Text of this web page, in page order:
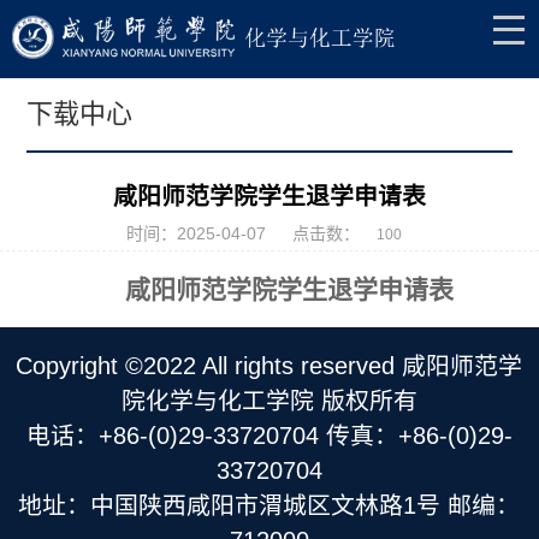
下载中心
咸阳师范学院学生退学申请表
时间：2025-04-07 点击数： 100
咸阳师范学院学生退学申请表
Copyright ©2022 All rights reserved 咸阳师范学
院化学与化工学院 版权所有
电话：+86-(0)29-33720704 传真：+86-(0)29-
33720704
地址：中国陕西咸阳市渭城区文林路1号 邮编：